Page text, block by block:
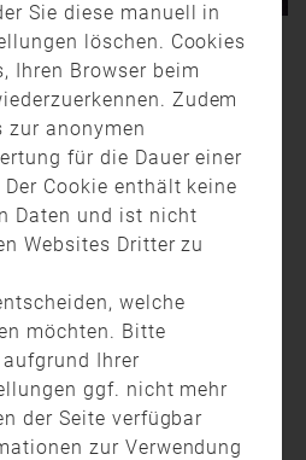
DER
DILLINGEN
Unfall passiert oder wenn
kommt die Feuerwehr,
365 Tage im Jahr. Aber
Prävention ist eine wichtige
in Dillingen stand genau das
Nacht der Feuerwehr. Da
wie die Feuerwehr arbeitet
die ehrenamtlich Arbeit
Sie diese manuell in
löschen. Cookies
Ihren Browser beim
Zudem
zur anonymen
für die Dauer einer
Cookie enthält keine
Daten und ist nicht
Websites Dritter zu
welche
möchten. Bitte
Ihrer
ggf. nicht mehr
der Seite verfügbar
zur Verwendung